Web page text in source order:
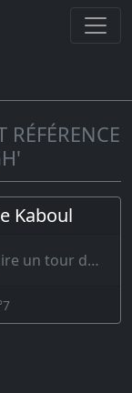
RÉFÉRENCE
Kaboul
Il arriva un jour que Zal résolut de faire un tour dans l’empire ; il se mit en ro…